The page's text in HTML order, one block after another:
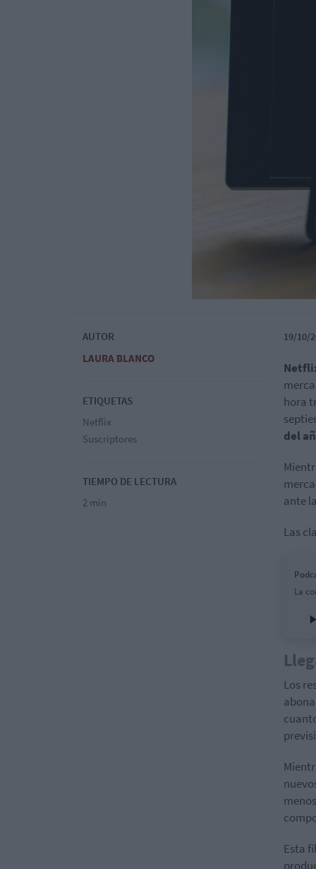
AUTOR
LAURA BLANCO
ETIQUETAS
Netflix
Suscriptores
TIEMPO DE LECTURA
2 min
19/10/
hora
del
ante
Las
La
Los
Esta